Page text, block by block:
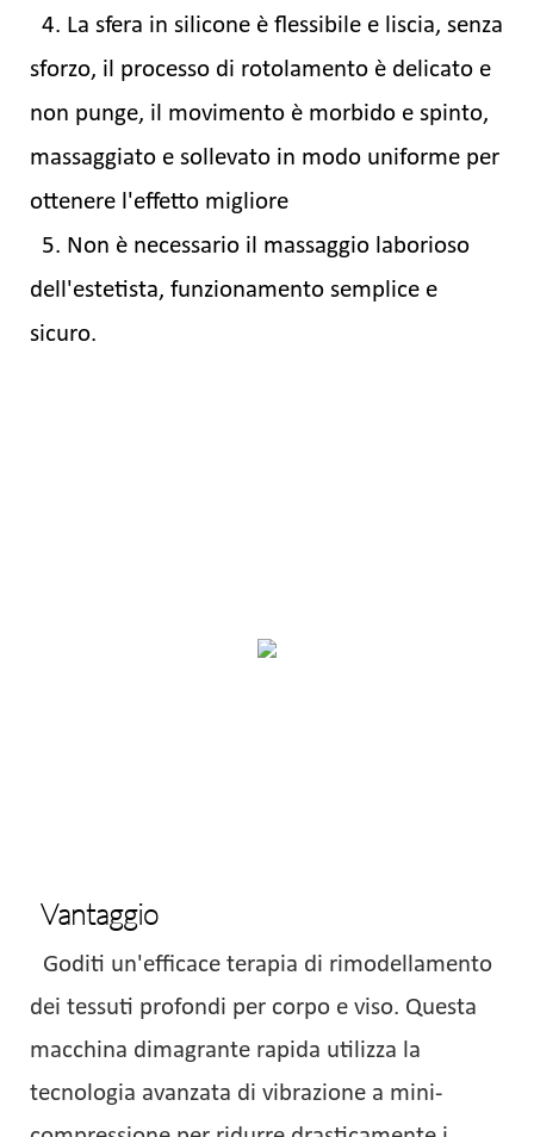
4. La sfera in silicone è flessibile e liscia, senza
sforzo, il processo di rotolamento è delicato e
non punge, il movimento è morbido e spinto,
massaggiato e sollevato in modo uniforme per
ottenere l'effetto migliore
5. Non è necessario il massaggio laborioso
dell'estetista, funzionamento semplice e
sicuro.
Vantaggio
Goditi un'efficace terapia di rimodellamento
dei tessuti profondi per corpo e viso. Questa
macchina dimagrante rapida utilizza la
tecnologia avanzata di vibrazione a mini-